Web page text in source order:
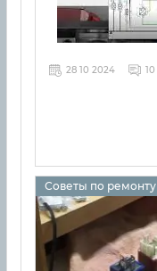
28 10 2024 10
Советы по ремонту